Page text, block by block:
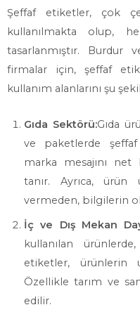
Şeffaf etiketler, çok
kullanılmakta olup,
tasarlanmıştır. Burdur
firmalar için, şeffaf
kullanım alanlarını şu
Gıda Sektörü:Gıda
ve paketlerde
marka mesajını
tanır. Ayrıca, ürün
vermeden, bilgilerin
İç ve Dış Mekan
kullanılan
etiketler, ürünlerin
Özellikle tarım ve
edilir.